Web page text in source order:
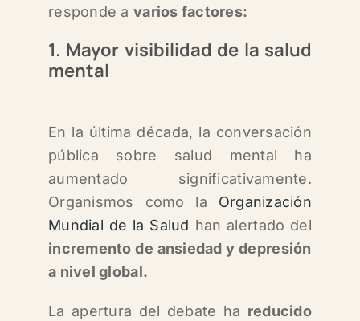
responde a varios factores:
1. Mayor visibilidad de la salud
mental
En la última década, la conversación
pública sobre salud mental ha
aumentado significativamente.
Organismos como la Organización
Mundial de la Salud han alertado del
incremento de ansiedad y depresión
a nivel global.
La apertura del debate ha reducido